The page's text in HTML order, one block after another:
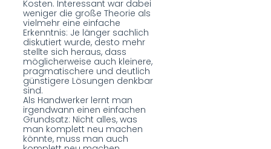
Kosten. Interessant war dabei
weniger die große Theorie als
vielmehr eine einfache
Erkenntnis: Je länger sachlich
diskutiert wurde, desto mehr
stellte sich heraus, dass
möglicherweise auch kleinere,
pragmatischere und deutlich
günstigere Lösungen denkbar
sind.
Als Handwerker lernt man
irgendwann einen einfachen
Grundsatz: Nicht alles, was
man komplett neu machen
könnte, muss man auch